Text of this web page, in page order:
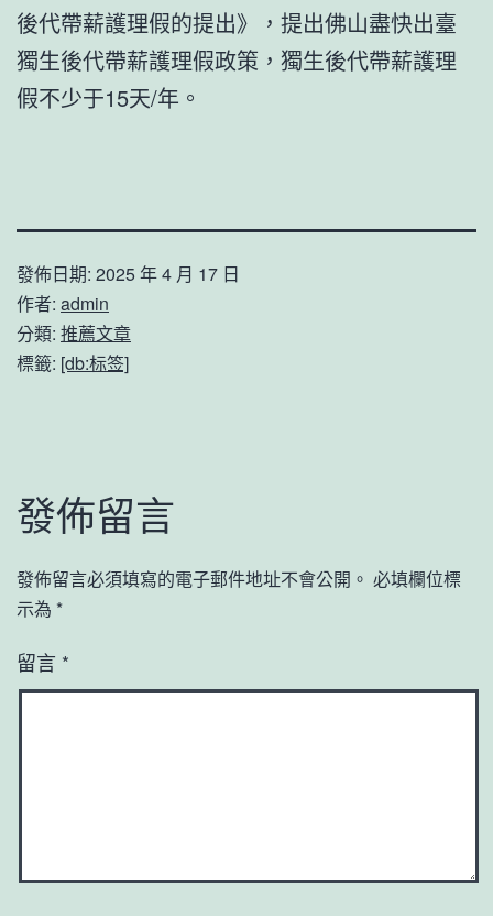
後代帶薪護理假的提出》，提出佛山盡快出臺
獨生後代帶薪護理假政策，獨生後代帶薪護理
假不少于15天/年。
發佈日期: 2025 年 4 月 17 日
作者: admin
分類: 推薦文章
標籤: [db:标签]
發佈留言
發佈留言必須填寫的電子郵件地址不會公開。 必填欄位標
示為 *
留言 *